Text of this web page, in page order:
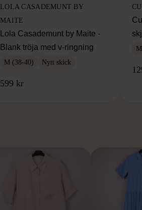
LOLA CASADEMUNT BY
MAITE
Lola Casademunt by Maite -
Blank tröja med v-ringning
M (38-40) Nytt skick
599 kr